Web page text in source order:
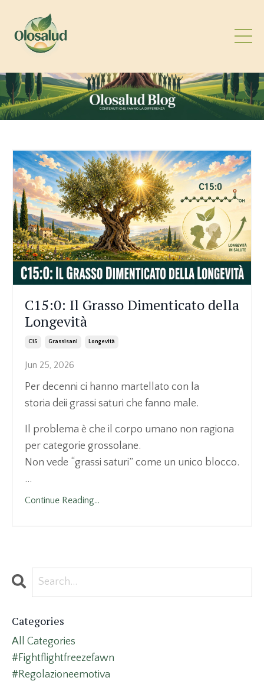
C15:0: Il Grasso Dimenticato della
Longevità
C15 Grassisani Longevità
Jun 25, 2026
Per decenni ci hanno martellato con la
storia deii grassi saturi che fanno male.
Il problema è che il corpo umano non ragiona
per categorie grossolane.
Non vede “grassi saturi” come un unico blocco.
...
Continue Reading...
Categories
All Categories
#fightflightfreezefawn
#regolazioneemotiva